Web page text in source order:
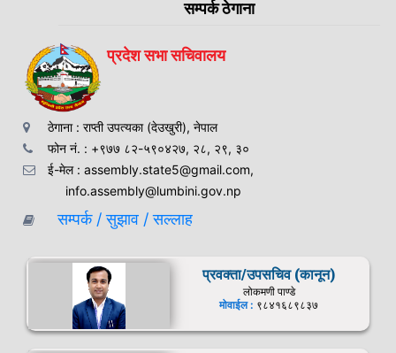
सम्पर्क ठेगाना
प्रदेश सभा सचिवालय
ठेगाना : राप्ती उपत्यका (देउखुरी), नेपाल
फोन नं. : +९७७ ८२-५९०४२७, २८, २९, ३०
ई-मेल : assembly.state5@gmail.com,
info.assembly@lumbini.gov.np
सम्पर्क / सुझाव / सल्लाह
प्रवक्ता/उपसचिव (कानून)
लोकमणी पाण्डे
मोवाईल : ९८४१६८९८३७